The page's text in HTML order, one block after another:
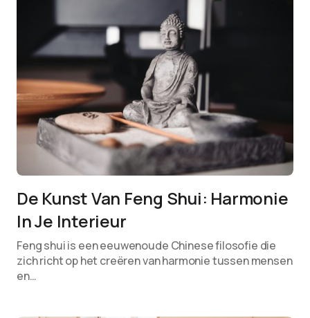
De Kunst Van Feng Shui: Harmonie
In Je Interieur
Feng shui is een eeuwenoude Chinese filosofie die
zich richt op het creëren van harmonie tussen mensen
en…